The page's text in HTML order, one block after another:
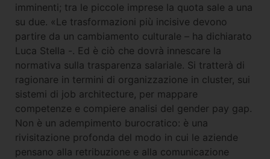
imminenti; tra le piccole imprese la quota sale a una
su due. «Le trasformazioni più incisive devono
partire da un cambiamento culturale – ha dichiarato
Luca Stella -. Ed è ciò che dovrà innescare la
normativa sulla trasparenza salariale. Si tratterà di
ragionare in termini di organizzazione in cluster, sui
sistemi di job architecture, per mappare
competenze e compiere analisi del gender pay gap.
Non è un adempimento burocratico: è una
rivisitazione profonda del modo in cui le aziende
pensano alla retribuzione e alla comunicazione